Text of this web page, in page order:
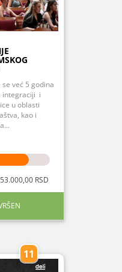
se već 5 godina
integraciji i
u oblasti
kao i
RSD
11